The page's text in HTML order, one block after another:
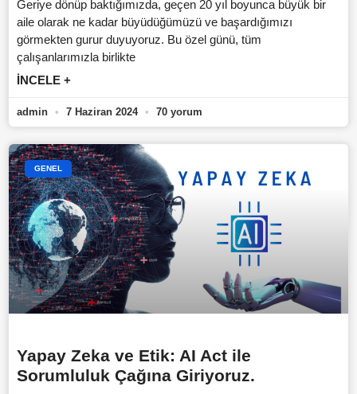
Geriye dönüp baktığımızda, geçen 20 yıl boyunca büyük bir
aile olarak ne kadar büyüdüğümüzü ve başardığımızı
görmekten gurur duyuyoruz. Bu özel günü, tüm
çalışanlarımızla birlikte
İNCELE +
admin 7 Haziran 2024 70 yorum
GENEL
Yapay Zeka ve Etik: AI Act ile
Sorumluluk Çağına Giriyoruz.